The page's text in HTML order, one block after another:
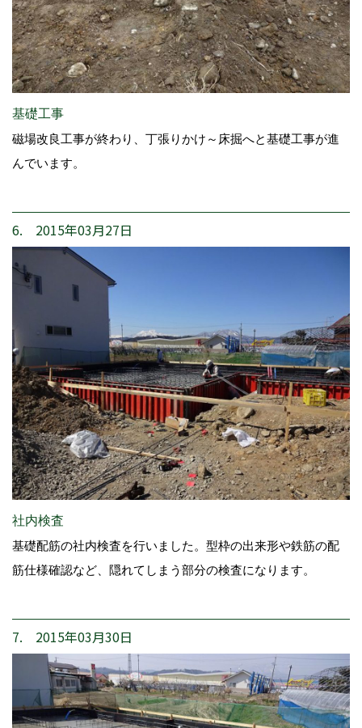
基礎工事
磁場改良工事が終わり、丁張りかけ～床掘へと基礎工事が進
んでいます。
6. 2015年03月27日
社内検査
基礎配筋の社内検査を行いました。型枠の出来形や鉄筋の配
筋仕様確認など、隠れてしまう部分の検査になります。
7. 2015年03月30日